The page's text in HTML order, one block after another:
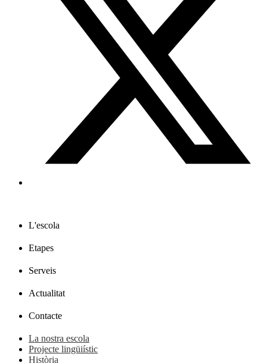
L'escola
Etapes
Serveis
Actualitat
Contacte
La nostra escola
Projecte lingüiístic
Història